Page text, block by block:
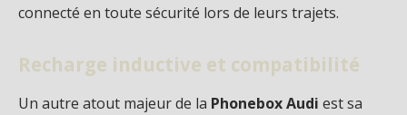
connecté en toute sécurité lors de leurs trajets.
Recharge inductive et compatibilité
Un autre atout majeur de la Phonebox Audi est sa